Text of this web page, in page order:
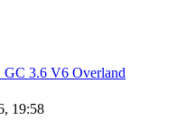
GC 3.6 V6 Overland
19:58